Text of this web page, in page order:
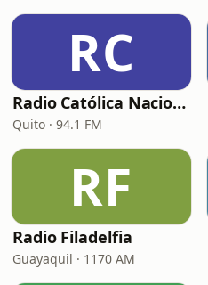
RC
Radio Católica Nacional (RCN Católica)
Quito · 94.1 FM
RF
Radio Filadelfia
Guayaquil · 1170 AM